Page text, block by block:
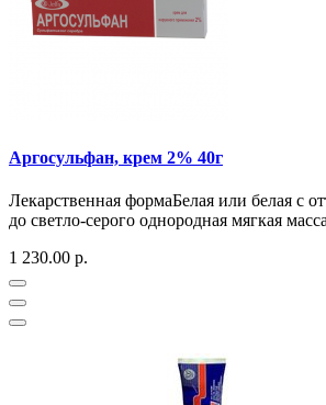
Аргосульфан, крем 2% 40г
Лекарственная формаБелая или белая с
до светло-серого однородная мягкая
1 230.00 р.